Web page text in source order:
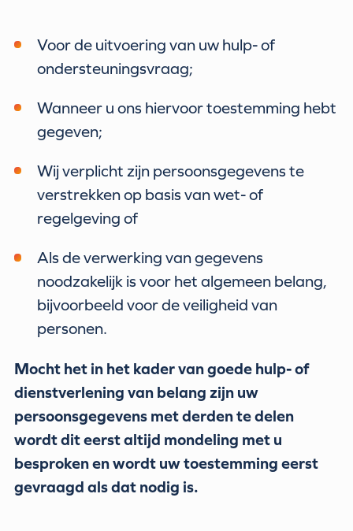
Voor de uitvoering van uw hulp- of
ondersteuningsvraag;
Wanneer u ons hiervoor toestemming hebt
gegeven;
Wij verplicht zijn persoonsgegevens te
verstrekken op basis van wet- of
regelgeving of
Als de verwerking van gegevens
noodzakelijk is voor het algemeen belang,
bijvoorbeeld voor de veiligheid van
personen.
Mocht het in het kader van goede hulp- of
dienstverlening van belang zijn uw
persoonsgegevens met derden te delen
wordt dit eerst altijd mondeling met u
besproken en wordt uw toestemming eerst
gevraagd als dat nodig is.